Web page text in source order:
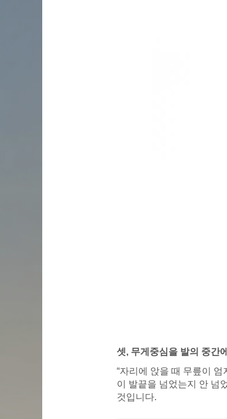
셋, 무게중심을 발의 중간
“자리에 앉을 때 무릎이
이 발끝을 넘었는지 안 넘
것입니다.